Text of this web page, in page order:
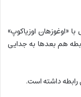
اوزیاکوپ»
هم بعدها به جدایی
رابطه داشته است.